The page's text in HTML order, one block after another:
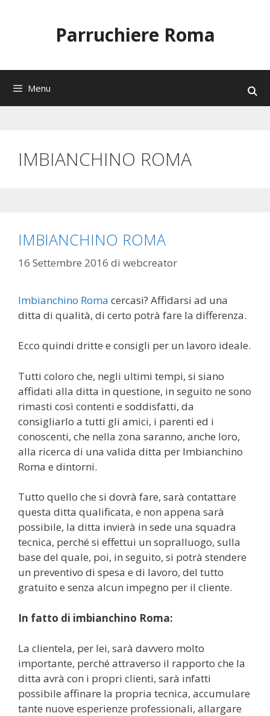
Parruchiere Roma
Menu
IMBIANCHINO ROMA
IMBIANCHINO ROMA
16 Settembre 2016 di webcreator
Imbianchino Roma cercasi? Affidarsi ad una
ditta di qualità, di certo potrà fare la differenza.
Ecco quindi dritte e consigli per un lavoro ideale.
Tutti coloro che, negli ultimi tempi, si siano
affidati alla ditta in questione, in seguito ne sono
rimasti così contenti e soddisfatti, da
consigliarlo a tutti gli amici, i parenti ed i
conoscenti, che nella zona saranno, anche loro,
alla ricerca di una valida ditta per Imbianchino
Roma e dintorni.
Tutto quello che si dovrà fare, sarà contattare
questa ditta qualificata, e non appena sarà
possibile, la ditta invierà in sede una squadra
tecnica, perché si effettui un sopralluogo, sulla
base del quale, poi, in seguito, si potrà stendere
un preventivo di spesa e di lavoro, del tutto
gratuito e senza alcun impegno per il cliente.
In fatto di imbianchino Roma:
La clientela, per lei, sarà davvero molto
importante, perché attraverso il rapporto che la
ditta avrà con i propri clienti, sarà infatti
possibile affinare la propria tecnica, accumulare
tante nuove esperienze professionali, allargare